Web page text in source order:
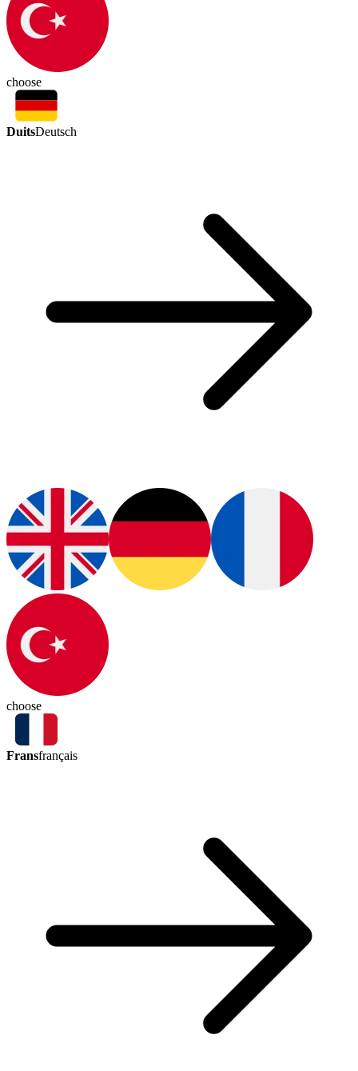
choose
DuitsDeutsch
choose
Fransfrançais